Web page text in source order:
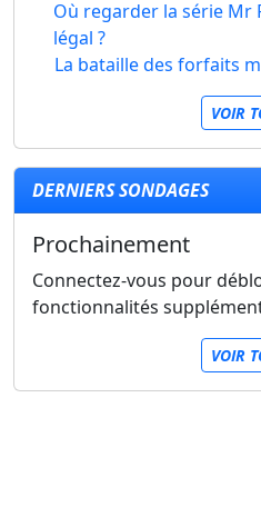
Où regarder la série Mr
légal ?
La bataille des forfaits
VOIR
DERNIERS SONDAGES
Prochainement
Connectez-vous pour
fonctionnalités
VOIR